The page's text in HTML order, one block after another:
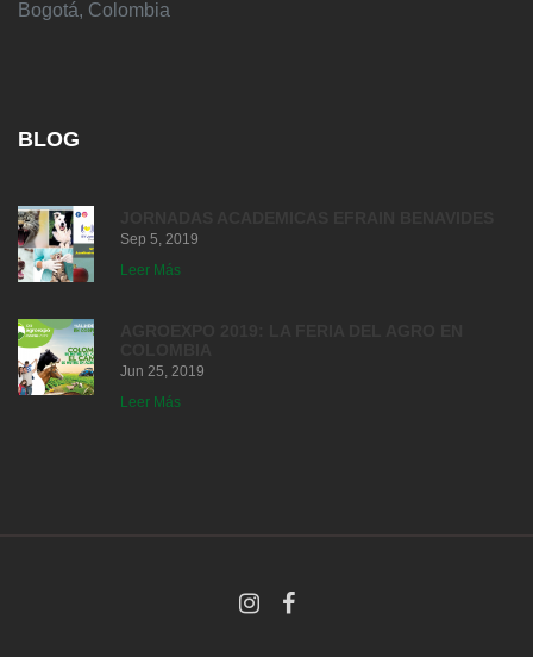
Bogotá, Colombia
BLOG
Sep 5, 2019
Leer Más
Jun 25, 2019
Leer Más